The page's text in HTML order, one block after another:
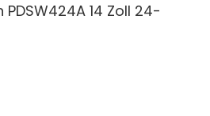
14 Zoll 24-